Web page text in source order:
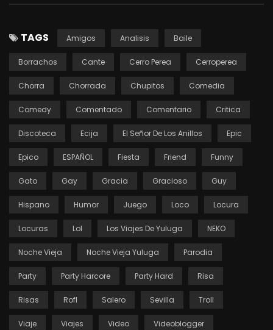
TAGS Amigos Analisis Baile
Borrachos Cante Cerro Perea Cerroperea
Chorra Chorrada Chupitos Comedia
Comedy Comentado Comentario Critica
Discoteca Ecija El Señor De Los Anillos Epic
Epico ESPAÑOL Fiesta Friend Funny
Gato Gay Gracia Gracioso Guy
Hispano Humor Juego Loco Locura
Locuras Lol Los Viajes De Yuluga NEKO
Noche Vieja Noche Vieja Yuluga Parodia
Party Party Harcore Party Hard Risa
Risas Rofl Salero Sevilla Troll
Viaje Viajes Video Videoblogger